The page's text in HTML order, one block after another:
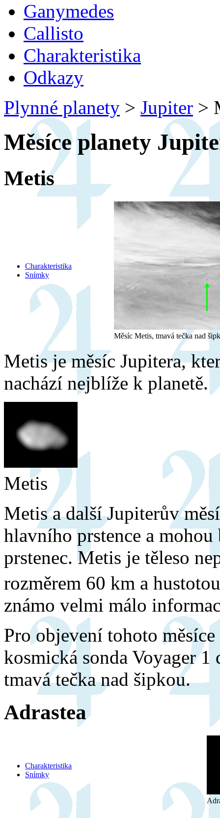
Ganymedes
Callisto
Charakteristika
Odkazy
Plynné planety > Jupiter >
Měsíce planety
Metis
Charakteristika
Snímky
Měsíc Metis, tmavá tečka nad
Metis je měsíc Jupitera,
nachází nejblíže k planetě.
Metis
Metis a další Jupiterův
hlavního prstence a
prstenec. Metis je těleso
rozměrem 60 km a
známo velmi málo
Pro objevení tohoto
kosmická sonda Voyager
tmavá tečka nad šipkou.
Adrastea
Charakteristika
Snímky